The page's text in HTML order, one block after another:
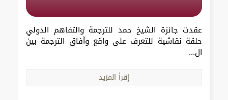
عقدت جائزة الشيخ حمد للترجمة والتفاهم الدولي
حلقة نقاشية للتعرف على واقع وآفاق الترجمة بين
ال...
إقرأ المزيد